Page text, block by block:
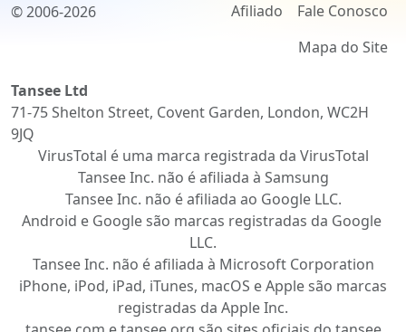
© 2006-2026
Afiliado
Fale Conosco
Mapa do Site
Tansee Ltd
71-75 Shelton Street, Covent Garden, London, WC2H
9JQ
VirusTotal é uma marca registrada da VirusTotal
Tansee Inc. não é afiliada à Samsung
Tansee Inc. não é afiliada ao Google ​LLC.
Android e Google são marcas registradas da Google ​
LLC.
Tansee Inc. não é afiliada à Microsoft Corporation
iPhone, iPod, iPad, iTunes, macOS e Apple são marcas
registradas da Apple Inc.